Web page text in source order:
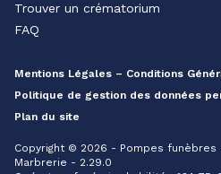
Trouver un crématorium
FAQ
Mentions Légales – Conditions
Politique de gestion des données
Plan du site
Copyright © 2026 - Pompes
Marbrerie - 2.29.0